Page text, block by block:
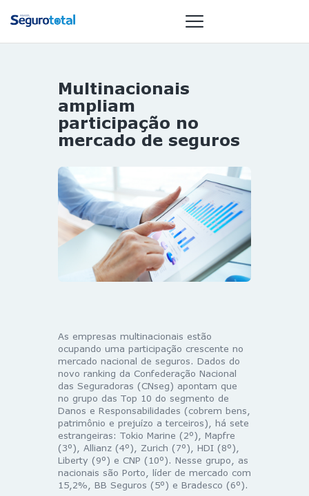
NOTÍCIAS
REVISTA
ESPECIAIS
ST SUMMIT
MULHERES
GESTORAS
HOMEST
HOME
Multinacionais
ampliam
participação no
mercado de seguros
As empresas multinacionais estão
ocupando uma participação crescente no
mercado nacional de seguros. Dados do
novo ranking da Confederação Nacional
das Seguradoras (CNseg) apontam que
no grupo das Top 10 do segmento de
Danos e Responsabilidades (cobrem bens,
patrimônio e prejuízo a terceiros), há sete
estrangeiras: Tokio Marine (2º), Mapfre
(3º), Allianz (4º), Zurich (7º), HDI (8º),
Liberty (9º) e CNP (10º). Nesse grupo, as
nacionais são Porto, líder de mercado com
15,2%, BB Seguros (5º) e Bradesco (6º).